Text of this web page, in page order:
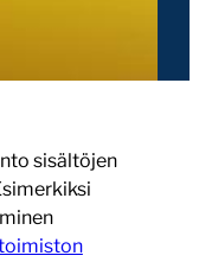
sisältöjen